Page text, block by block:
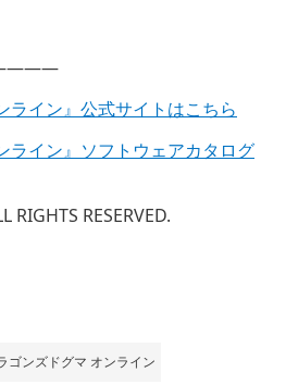
ライン』公式サイトはこちら
ライン』ソフトウェアカタログ
RIGHTS RESERVED.
ゴンズドグマ オンライン